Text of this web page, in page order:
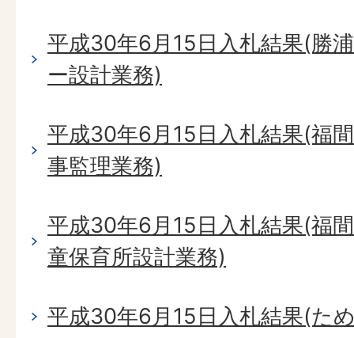
平成30年6月15日入札結果(勝
ー設計業務)
平成30年6月15日入札結果(福
事監理業務)
平成30年6月15日入札結果(福
童保育所設計業務)
平成30年6月15日入札結果(た